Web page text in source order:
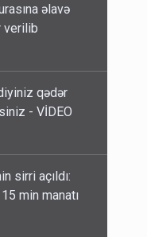
qədər
- VİDEO
sirri açıldı:
min manatı
VACİB
11:00-dan…